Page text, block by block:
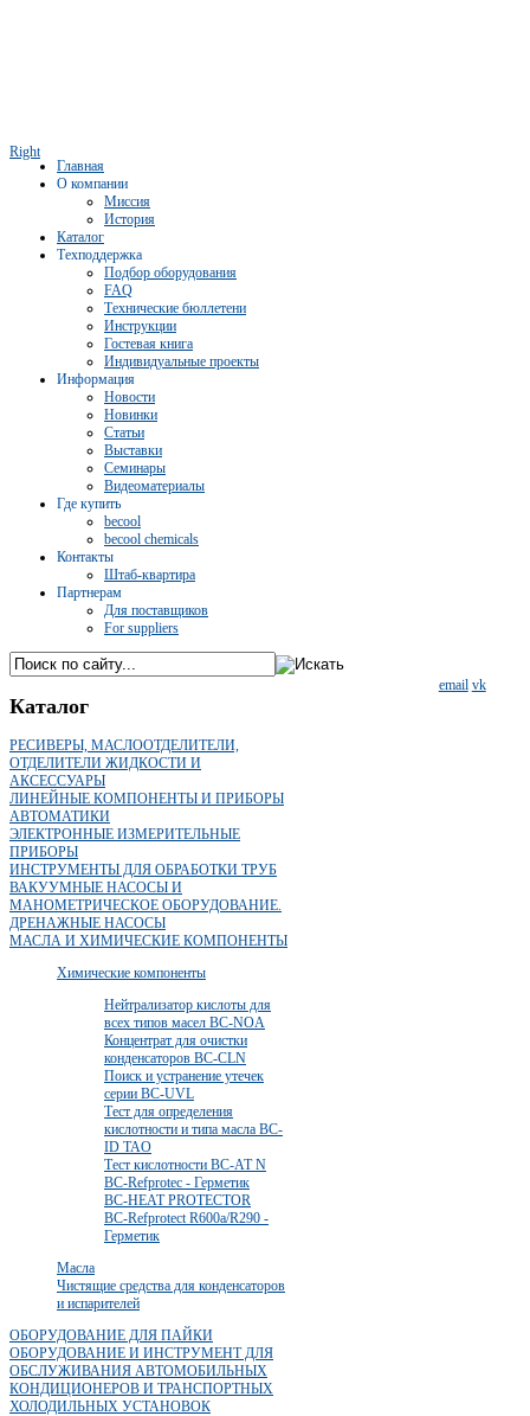
Right
Главная
О компании
Миссия
История
Каталог
Техподдержка
Подбор оборудования
FAQ
Технические бюллетени
Инструкции
Гостевая книга
Индивидуальные проекты
Информация
Новости
Новинки
Статьи
Выставки
Семинары
Видеоматериалы
Где купить
becool
becool chemicals
Контакты
Штаб-квартира
Партнерам
Для поставщиков
For suppliers
email vk
Каталог
РЕСИВЕРЫ, МАСЛООТДЕЛИТЕЛИ,
ОТДЕЛИТЕЛИ ЖИДКОСТИ И
АКСЕССУАРЫ
ЛИНЕЙНЫЕ КОМПОНЕНТЫ И ПРИБОРЫ
АВТОМАТИКИ
ЭЛЕКТРОННЫЕ ИЗМЕРИТЕЛЬНЫЕ
ПРИБОРЫ
ИНСТРУМЕНТЫ ДЛЯ ОБРАБОТКИ ТРУБ
ВАКУУМНЫЕ НАСОСЫ И
МАНОМЕТРИЧЕСКОЕ ОБОРУДОВАНИЕ.
ДРЕНАЖНЫЕ НАСОСЫ
МАСЛА И ХИМИЧЕСКИЕ КОМПОНЕНТЫ
Химические компоненты
Нейтрализатор кислоты для
всех типов масел BC-NOA
Концентрат для очистки
конденсаторов BC-CLN
Поиск и устранение утечек
серии BC-UVL
Тест для определения
кислотности и типа масла BC-
ID TAO
Тест кислотности BC-AT N
BC-Refprotec - Герметик
BC-HEAT PROTECTOR
BC-Refprotect R600a/R290 -
Герметик
Масла
Чистящие средства для конденсаторов
и испарителей
ОБОРУДОВАНИЕ ДЛЯ ПАЙКИ
ОБОРУДОВАНИЕ И ИНСТРУМЕНТ ДЛЯ
ОБСЛУЖИВАНИЯ АВТОМОБИЛЬНЫХ
КОНДИЦИОНЕРОВ И ТРАНСПОРТНЫХ
ХОЛОДИЛЬНЫХ УСТАНОВОК